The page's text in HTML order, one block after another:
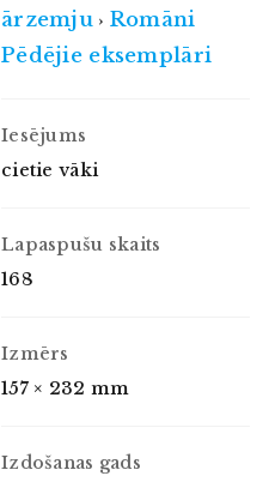
ārzemju › Romāni
Pēdējie eksemplāri
Iesējums
cietie vāki
Lapaspušu skaits
168
Izmērs
157 × 232 mm
Izdošanas gads